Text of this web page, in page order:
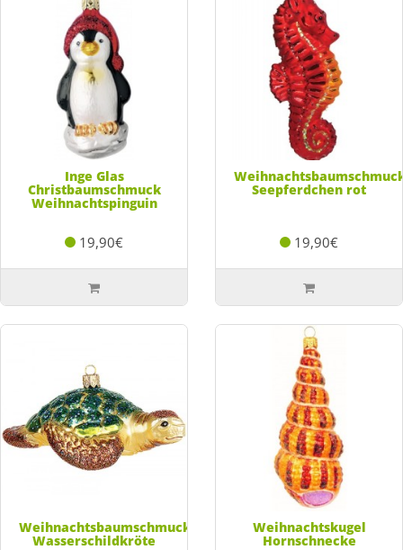
Inge Glas
Christbaumschmuck
Weihnachtspinguin
19,90€
Seepferdchen rot
19,90€
Weihnachtsbaumschmuck
Wasserschildkröte
Weihnachtskugel
Hornschnecke